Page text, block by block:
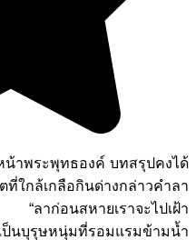
ระพุทธองค์ บทสรุปคงได้
กล้เกลือกินด่างกล่าวคำลา
“ลาก่อนสหายเราจะไปเฝ้า
นบุรุษหนุ่มที่รอมแรมข้ามน้ำ